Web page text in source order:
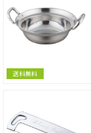
送料無料